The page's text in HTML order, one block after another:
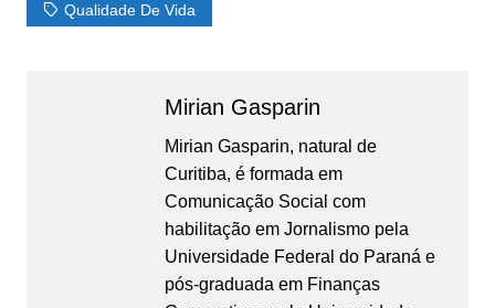
Qualidade De Vida
Mirian Gasparin
Mirian Gasparin, natural de
Curitiba, é formada em
Comunicação Social com
habilitação em Jornalismo pela
Universidade Federal do Paraná e
pós-graduada em Finanças